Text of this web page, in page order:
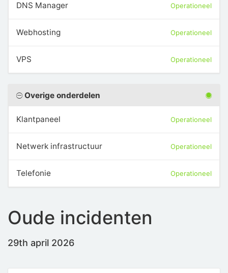
DNS Manager Operationeel
Webhosting Operationeel
VPS Operationeel
Overige onderdelen
Klantpaneel Operationeel
Netwerk infrastructuur Operationeel
Telefonie Operationeel
Oude incidenten
29th april 2026